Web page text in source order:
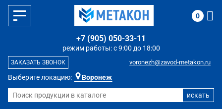
Выберите локацию: Воронеж
режим работы: с 9:00 до 18:00
+7 (905) 050-33-11
voronezh@zavod-metakon.ru
ЗАКАЗАТЬ ЗВОНОК
0